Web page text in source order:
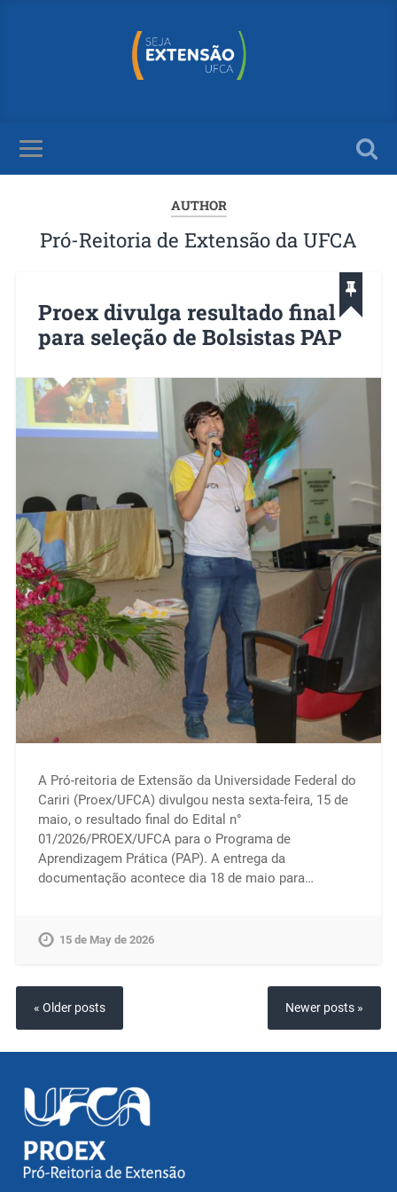
AUTHOR
Pró-Reitoria de Extensão da UFCA
Proex divulga resultado final
para seleção de Bolsistas PAP
A Pró-reitoria de Extensão da Universidade Federal do
Cariri (Proex/UFCA) divulgou nesta sexta-feira, 15 de
maio, o resultado final do Edital n°
01/2026/PROEX/UFCA para o Programa de
Aprendizagem Prática (PAP). A entrega da
documentação acontece dia 18 de maio para…
15 de May de 2026
« Older posts Newer posts »